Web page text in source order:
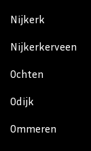
Nijkerk
Nijkerkerveen
Ochten
Odijk
Ommeren